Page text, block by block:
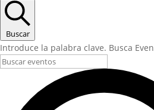
Buscar
Introduce la palabra clave. Busca